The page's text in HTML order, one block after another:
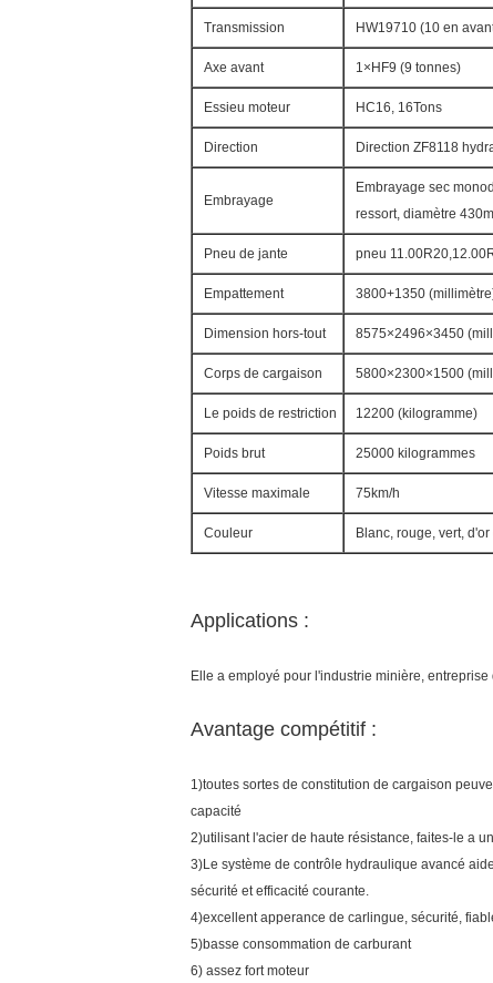
Transmission HW19710 (10 en
Axe avant 1×HF9 (9 tonnes)
Essieu moteur HC16, 16Tons
Direction Direction ZF8118
Embrayage
Embrayage sec
ressort, diamètre
Pneu de jante pneu
Empattement 3800+1350
Dimension hors-tout 8575×2496×3450
Corps de cargaison 5800×2300×1500
Le poids de restriction 12200 (kilogramme)
Poids brut 25000 kilogrammes
Vitesse maximale 75km/h
Couleur Blanc, rouge, vert,
Applications :
Elle a employé pour l'industrie minière,
Avantage compétitif :
1)toutes sortes de constitution de cargaison
capacité
2)utilisant l'acier de haute résistance, faites-le a
3)Le système de contrôle hydraulique avancé
sécurité et efficacité courante.
4)excellent apperance de carlingue, sécurité,
5)basse consommation de carburant
6) assez fort moteur